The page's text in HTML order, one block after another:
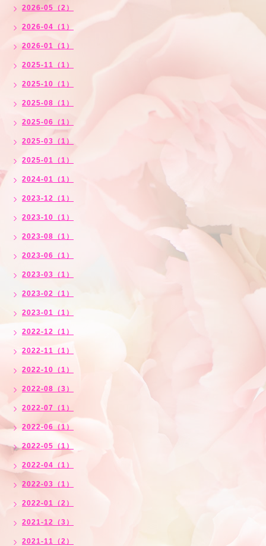
2026-05（2）
2026-04（1）
2026-01（1）
2025-11（1）
2025-10（1）
2025-08（1）
2025-06（1）
2025-03（1）
2025-01（1）
2024-01（1）
2023-12（1）
2023-10（1）
2023-08（1）
2023-06（1）
2023-03（1）
2023-02（1）
2023-01（1）
2022-12（1）
2022-11（1）
2022-10（1）
2022-08（3）
2022-07（1）
2022-06（1）
2022-05（1）
2022-04（1）
2022-03（1）
2022-01（2）
2021-12（3）
2021-11（2）